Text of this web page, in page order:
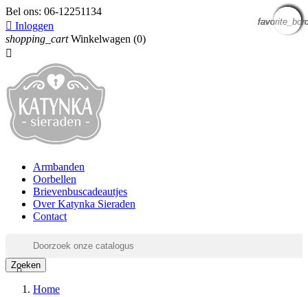
Bel ons: 06-12251134
 Inloggen
shopping_cart Winkelwagen (0)

Armbanden
Oorbellen
Brievenbuscadeautjes
Over Katynka Sieraden
Contact

Zoeken
Home